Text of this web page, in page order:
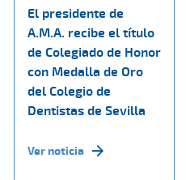
El presidente de
A.M.A. recibe el título
de Colegiado de Honor
con Medalla de Oro
del Colegio de
Dentistas de Sevilla
Ver noticia